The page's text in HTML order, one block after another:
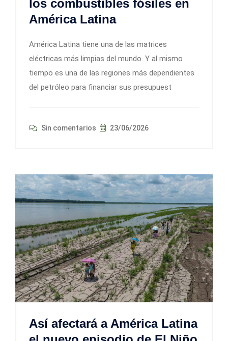
los combustibles fósiles en
América Latina
América Latina tiene una de las matrices
eléctricas más limpias del mundo. Y al mismo
tiempo es una de las regiones más dependientes
del petróleo para financiar sus presupuest
Sin comentarios 23/06/2026
Así afectará a América Latina